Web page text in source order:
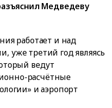
Медведеву
работает и над
уже третий год являясь
ведут
расчётные
и аэропорт